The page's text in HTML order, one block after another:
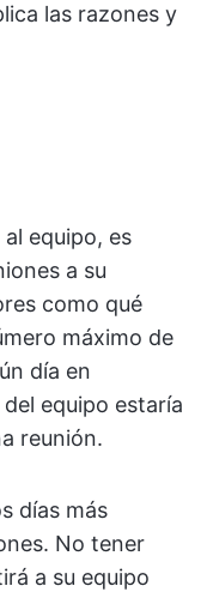
las razones y
equipo, es
a su
como qué
máximo de
día en
equipo estaría
reunión.
días más
No tener
a su equipo